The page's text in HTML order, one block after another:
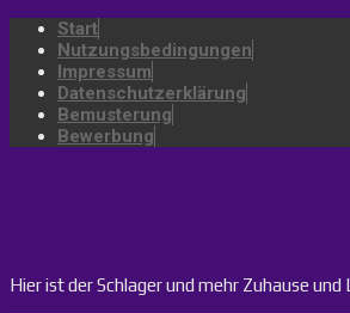
Start
Nutzungsbedingungen
Impressum
Datenschutzerklärung
Bemusterung
Bewerbung
Hier ist der Schlager und mehr Zuhause und